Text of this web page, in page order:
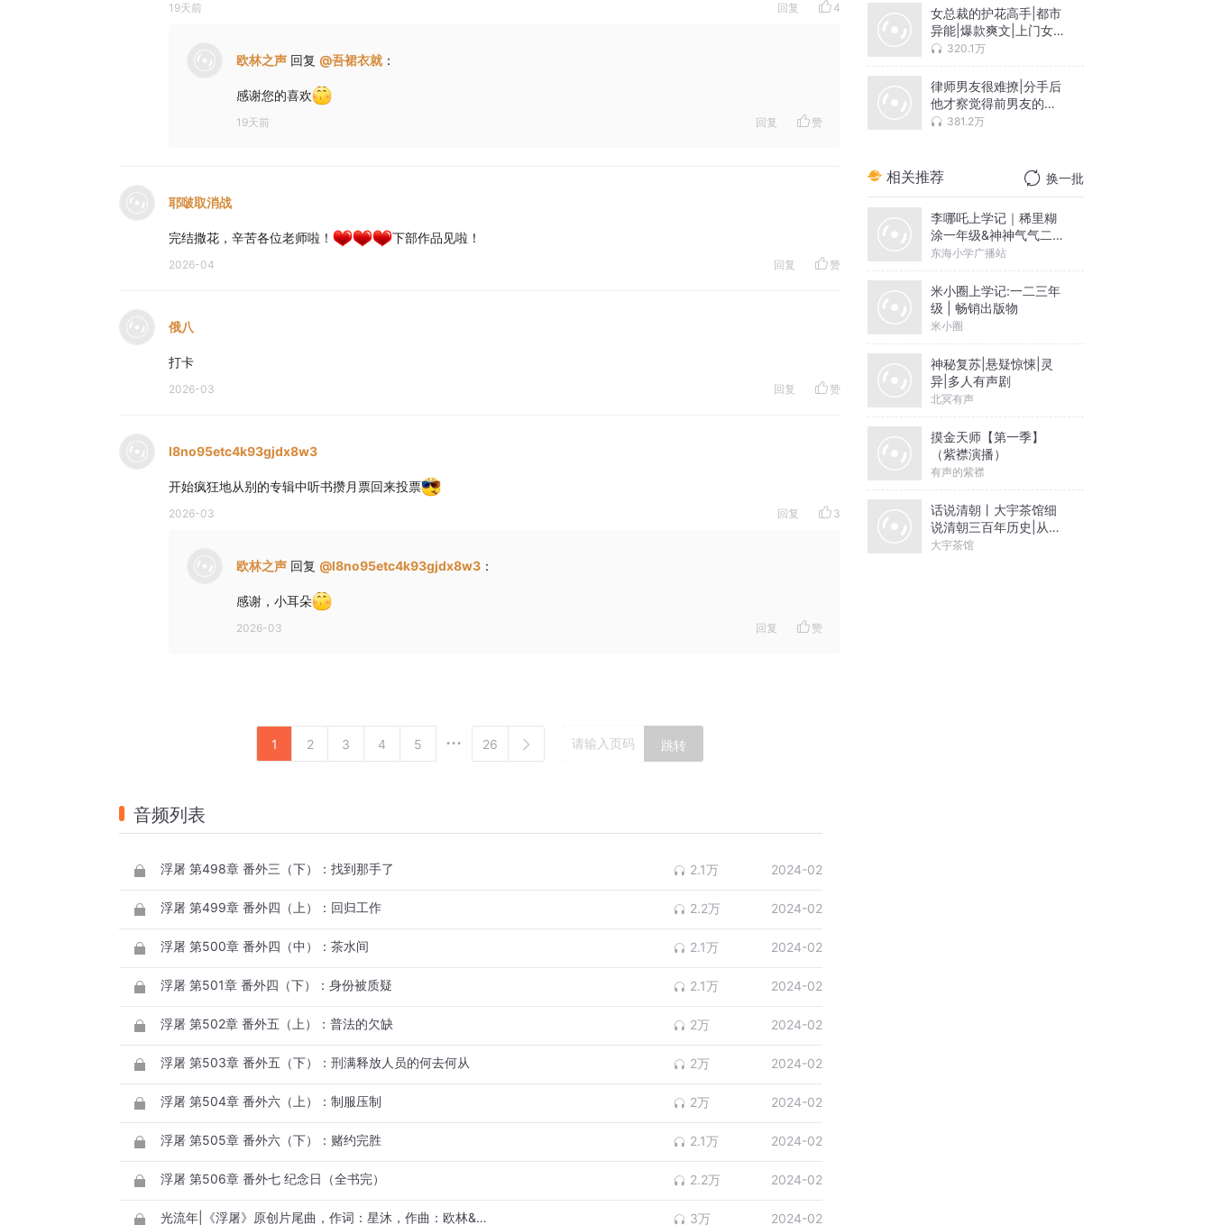
19天前 回复 4
欧林之声 回复 @吾裙衣就：
感谢您的喜欢
19天前 回复 赞
耶啵取消战
完结撒花，辛苦各位老师啦！ 下部作品见啦！
2026-04 回复 赞
俄八
打卡
2026-03 回复 赞
l8no95etc4k93gjdx8w3
开始疯狂地从别的专辑中听书攒月票回来投票
2026-03 回复 3
欧林之声 回复 @l8no95etc4k93gjdx8w3 ：
感谢，小耳朵
2026-03 回复 赞
1 2 3 4 5 26 跳转
音频列表
浮屠 第498章 番外三（下）：找到那手了 2.1万 2024-02
浮屠 第499章 番外四（上）：回归工作 2.2万 2024-02
浮屠 第500章 番外四（中）：茶水间 2.1万 2024-02
浮屠 第501章 番外四（下）：身份被质疑 2.1万 2024-02
浮屠 第502章 番外五（上）：普法的欠缺 2万 2024-02
浮屠 第503章 番外五（下）：刑满释放人员的何去何从 2万 2024-02
浮屠 第504章 番外六（上）：制服压制 2万 2024-02
浮屠 第505章 番外六（下）：赌约完胜 2.1万 2024-02
浮屠 第506章 番外七 纪念日（全书完） 2.2万 2024-02
光流年|《浮屠》原创片尾曲，作词：星沐，作曲：欧林&琨君pk，编曲&演唱：欧林 3万 2024-02
女总裁的护花高手|都市
异能|爆款爽文|上门女
婿|多人有声剧
320.1万
律师男友很难撩|分手后
他才察觉得前男友的好|
精品多人有声
381.2万
相关推荐 换一批
李哪吒上学记｜稀里糊
涂一年级&神神气气二年
级
东海小学广播站
米小圈上学记:一二三年
级 | 畅销出版物
米小圈
神秘复苏|悬疑惊悚|灵
异|多人有声剧
北冥有声
摸金天师【第一季】
（紫襟演播）
有声的紫襟
话说清朝丨大宇茶馆细
说清朝三百年历史|从努
尔哈赤到末代皇帝溥仪|
大宇茶馆